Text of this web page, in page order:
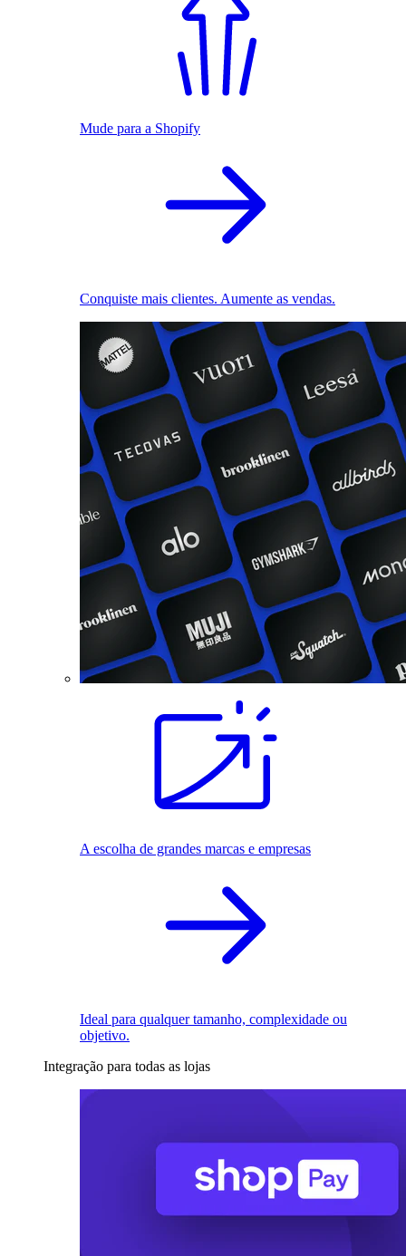
Mude para a Shopify
Conquiste mais clientes. Aumente as vendas.
A escolha de grandes marcas e empresas
Ideal para qualquer tamanho, complexidade ou
objetivo.
Integração para todas as lojas